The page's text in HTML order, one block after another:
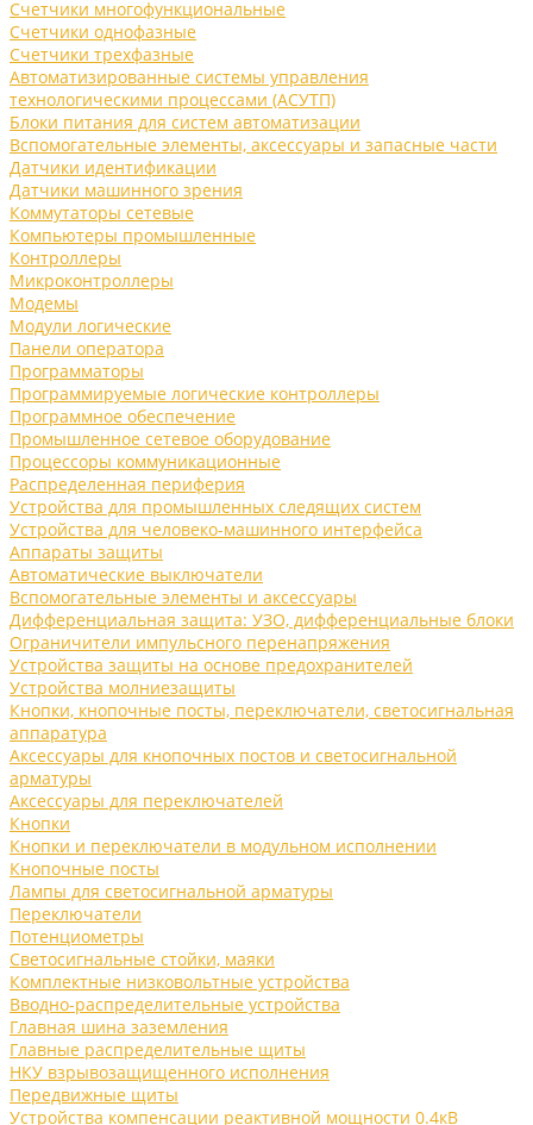
Счетчики многофункциональные
Счетчики однофазные
Счетчики трехфазные
Автоматизированные системы управления
технологическими процессами (АСУТП)
Блоки питания для систем автоматизации
Вспомогательные элементы, аксессуары и запасные части
Датчики идентификации
Датчики машинного зрения
Коммутаторы сетевые
Компьютеры промышленные
Контроллеры
Микроконтроллеры
Модемы
Модули логические
Панели оператора
Программаторы
Программируемые логические контроллеры
Программное обеспечение
Промышленное сетевое оборудование
Процессоры коммуникационные
Распределенная периферия
Устройства для промышленных следящих систем
Устройства для человеко-машинного интерфейса
Аппараты защиты
Автоматические выключатели
Вспомогательные элементы и аксессуары
Дифференциальная защита: УЗО, дифференциальные блоки
Ограничители импульсного перенапряжения
Устройства защиты на основе предохранителей
Устройства молниезащиты
Кнопки, кнопочные посты, переключатели, светосигнальная
аппаратура
Аксессуары для кнопочных постов и светосигнальной
арматуры
Аксессуары для переключателей
Кнопки
Кнопки и переключатели в модульном исполнении
Кнопочные посты
Лампы для светосигнальной арматуры
Переключатели
Потенциометры
Светосигнальные стойки, маяки
Комплектные низковольтные устройства
Вводно-распределительные устройства
Главная шина заземления
Главные распределительные щиты
НКУ взрывозащищенного исполнения
Передвижные щиты
Устройства компенсации реактивной мощности 0.4кВ